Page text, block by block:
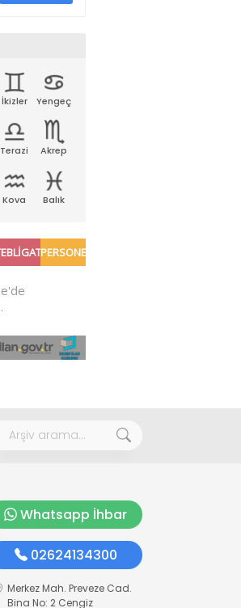
İkizler Yengeç
Terazi Akrep
Kova Balık
Whatsapp İhbar
02624134300
Merkez Mah. Preveze Cad.
Bina No: 2 Cengiz